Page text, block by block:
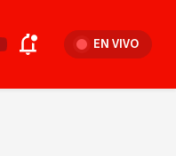
EN VIVO